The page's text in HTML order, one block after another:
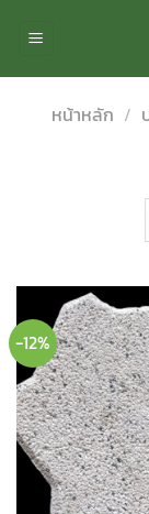
หน้าหลัก /
-12%